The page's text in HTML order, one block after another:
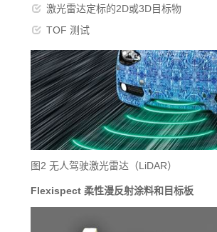
激光雷达定标的2D或3D目标物
TOF 测试
图2 无人驾驶激光雷达（LiDAR）
Flexispect 柔性漫反射涂料和目标板